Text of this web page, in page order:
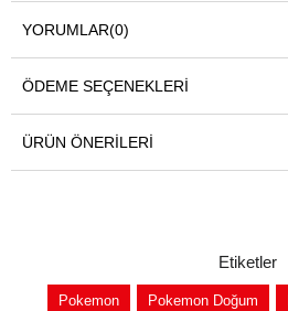
YORUMLAR(0)
ÖDEME SEÇENEKLERI
ÜRÜN ÖNERILERI
Etiketler
Pokemon Pokemon Doğum